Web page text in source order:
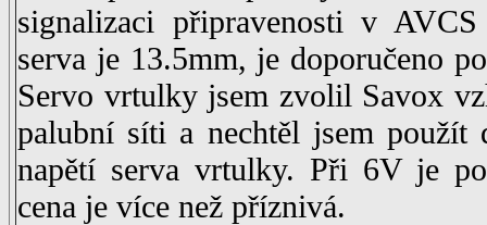
signalizaci připravenosti v
serva je 13.5mm, je doporučeno
Servo vrtulky jsem zvolil Savox
palubní síti a nechtěl jsem použít
napětí serva vrtulky. Při 6V je
cena je více než příznivá.